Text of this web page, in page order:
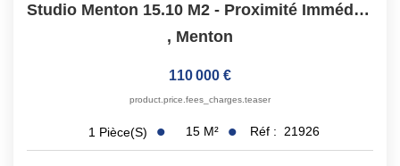
Studio Menton 15.10 M2 - Proximité Immédiate Du Centre Ville
, Menton
110 000 €
product.price.fees_charges.teaser
1 Pièce(s) 15 M² Réf : 21926